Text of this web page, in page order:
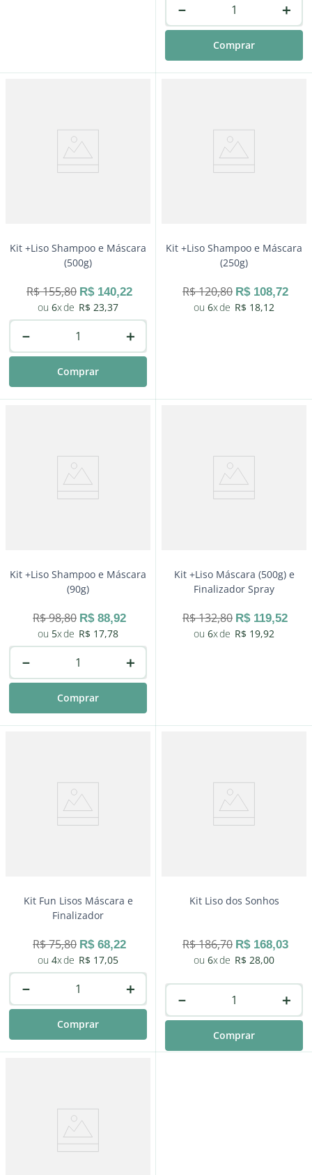
＋
－
Comprar
Kit +Liso Shampoo e Máscara
(500g)
R$155,80 R$ 140,22
6
R$ 23,37
＋
－
Comprar
Kit +Liso Shampoo e Máscara
(250g)
R$120,80 R$ 108,72
6
R$ 18,12
Kit +Liso Shampoo e Máscara
(90g)
R$98,80 R$ 88,92
5
R$ 17,78
＋
－
Comprar
Kit +Liso Máscara (500g) e
Finalizador Spray
R$132,80 R$ 119,52
6
R$ 19,92
Kit Fun Lisos Máscara e
Finalizador
R$75,80 R$ 68,22
4
R$ 17,05
＋
－
Comprar
Kit Liso dos Sonhos
R$186,70 R$ 168,03
6
R$ 28,00
＋
－
Comprar